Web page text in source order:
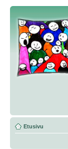
Etusivu